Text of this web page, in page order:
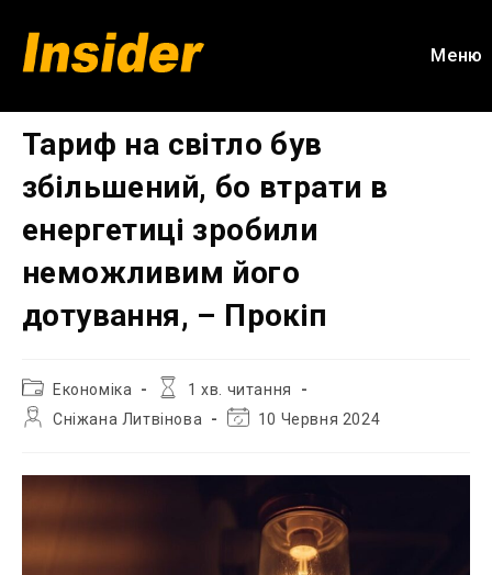
вмісту
Меню
Тариф на світло був
збільшений, бо втрати в
енергетиці зробили
неможливим його
дотування, – Прокіп
Категорія
запису:
Економіка
Час
1 хв. читання
АвторСніжана Литвінова
Остання10 Червня 2024